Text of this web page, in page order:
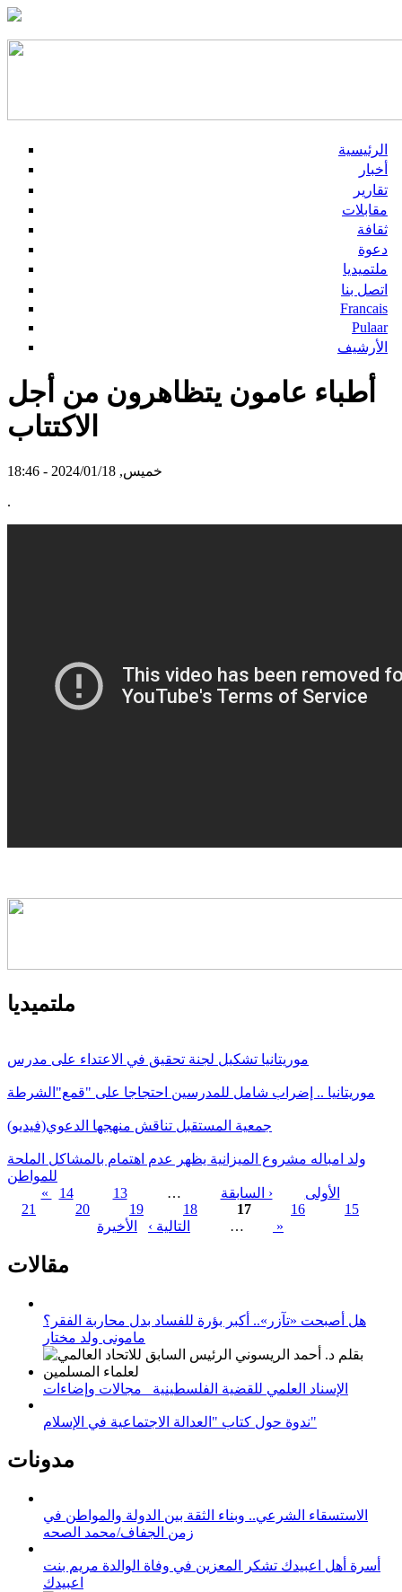
الرئيسية
أخبار
تقارير
مقابلات
ثقافة
دعوة
ملتميديا
اتصل بنا
Francais
Pulaar
الأرشيف
أطباء عامون يتظاهرون من أجل
الاكتتاب
خميس, 2024/01/18 - 18:46
.
ملتميديا
موريتانيا تشكيل لجنة تحقيق في الاعتداء على مدرس
موريتانيا .. إضراب شامل للمدرسين احتجاجا على "قمع"الشرطة
جمعية المستقبل تناقش منهجها الدعوي(فيديو)
ولد امباله مشروع الميزانية يظهر عدم اهتمام بالمشاكل الملحة
للمواطن
الصفحات
« الأولى ‹ السابقة …
13
14
15
16
17
18
19
20
21
…
التالية › الأخيرة »
مقالات
هل أصبحت «تآزر».. أكبر بؤرة للفساد بدل محاربة الفقر؟
مامونى ولد مختار
الإسناد العلمي للقضية الفلسطينية_ مجالات وإضاءات
ندوة حول كتاب "العدالة الاجتماعية في الإسلام"
مدونات
الاستسقاء الشرعي.. وبناء الثقة بين الدولة والمواطن في
زمن الجفاف/محمد الصحه
أسرة أهل اعبيدك تشكر المعزين في وفاة الوالدة مريم بنت
اعبيدك